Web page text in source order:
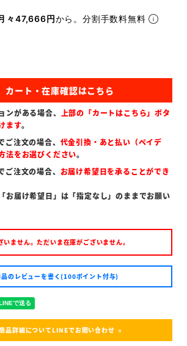
々47,666円から。分割手数料無料
がある場合、 上部の「カートはこちら」ボタ
ます。
注文の場合、 代金引換・あと払い（ペイデ
法をお選びください。
注文の場合、 お届け希望日を承ることができ
お届け希望日」は「指定なし」のままでお願い
いません。ただいま在庫がございません。
品のレビューを書く(100ポイント付与)
品詳細についてLINEでお問い合わせ